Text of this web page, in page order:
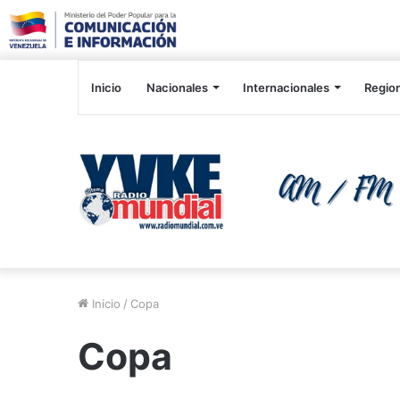
Inicio Nacionales Internacionales
Inicio / Copa
Copa